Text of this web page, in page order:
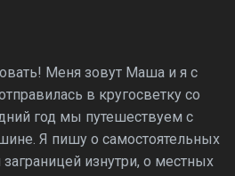
Меня зовут Маша и я с
в кругосветку со
год мы путешествуем с
Я пишу о самостоятельных
изнутри, о местных